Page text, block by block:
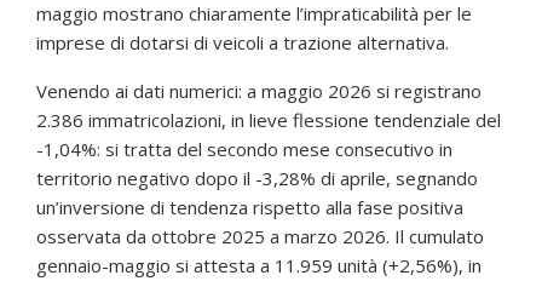
maggio mostrano chiaramente l’impraticabilità per le
imprese di dotarsi di veicoli a trazione alternativa.
Venendo ai dati numerici: a maggio 2026 si registrano
2.386 immatricolazioni, in lieve flessione tendenziale del
-1,04%: si tratta del secondo mese consecutivo in
territorio negativo dopo il -3,28% di aprile, segnando
un’inversione di tendenza rispetto alla fase positiva
osservata da ottobre 2025 a marzo 2026. Il cumulato
gennaio-maggio si attesta a 11.959 unità (+2,56%), in